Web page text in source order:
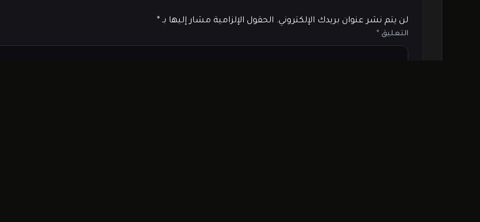
لن يتم نشر عنوان بريدك الإلكتروني. الحقول الإلزامية مشار إليها بـ *
التعليق *